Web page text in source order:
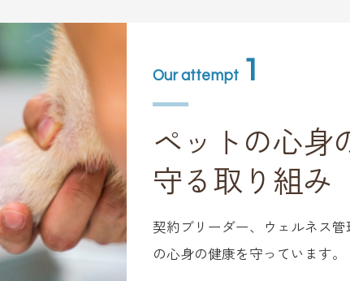
Our attempt 1
ペットの心身
守る取り組み
契約ブリーダー、ウェルネス
の心身の健康を守っています。